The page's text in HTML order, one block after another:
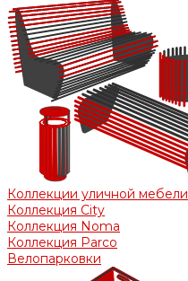
Коллекции уличной мебели
Коллекция City
Коллекция Noma
Коллекция Parco
Велопарковки